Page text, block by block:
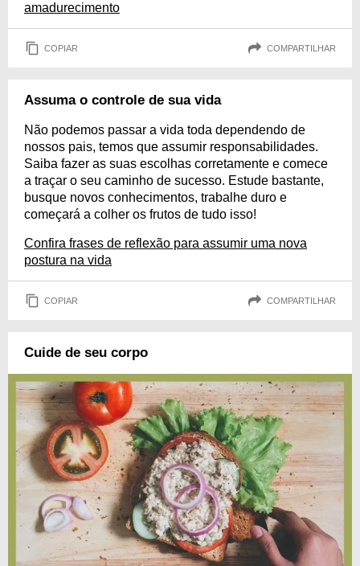
amadurecimento
COPIAR COMPARTILHAR
Assuma o controle de sua vida
Não podemos passar a vida toda dependendo de
nossos pais, temos que assumir responsabilidades.
Saiba fazer as suas escolhas corretamente e comece
a traçar o seu caminho de sucesso. Estude bastante,
busque novos conhecimentos, trabalhe duro e
começará a colher os frutos de tudo isso!
Confira frases de reflexão para assumir uma nova
postura na vida
COPIAR COMPARTILHAR
Cuide de seu corpo